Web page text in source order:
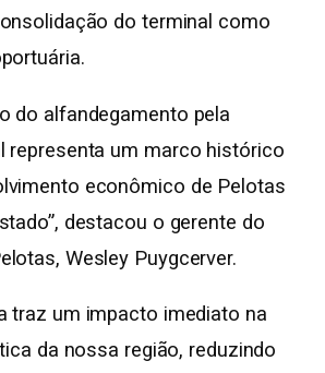
do terminal como
do alfandegamento pela
representa um marco histórico
econômico de Pelotas
destacou o gerente do
Wesley Puygcerver.
traz um impacto imediato na
da nossa região, reduzindo